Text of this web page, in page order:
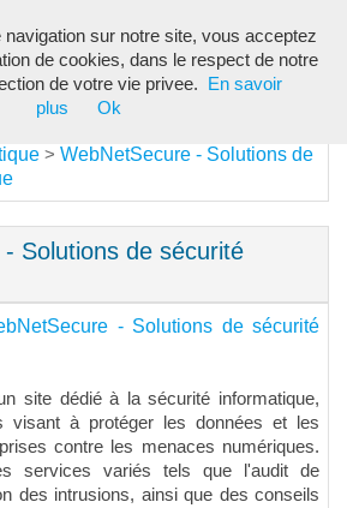
> WebNetSecure - Solutions de
Solutions de sécurité
- Solutions de sécurité
site dédié à la sécurité informatique,
visant à protéger les données et les
contre les menaces numériques.
services variés tels que l'audit de
des intrusions, ainsi que des conseils
navigation sur notre site, vous acceptez
de cookies, dans le respect de notre
de votre vie privee.
En savoir
plus
Ok